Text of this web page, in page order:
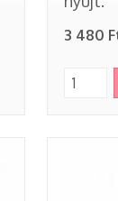
3 480